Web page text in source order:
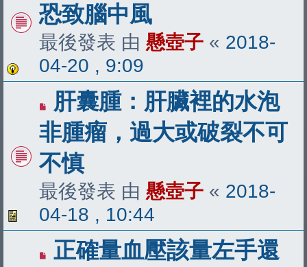
恐致腦中風
最後發表 由 懸壺子 « 2018-
04-20 , 9:09
肝囊腫：肝臟裡的水泡
非腫瘤，過大或破裂不可
不慎
最後發表 由 懸壺子 « 2018-
04-18 , 10:44
正確量血壓該量左手還